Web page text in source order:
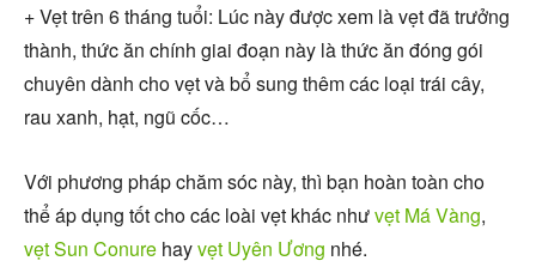
+ Vẹt trên 6 tháng tuổi: Lúc này được xem là vẹt đã trưởng
thành, thức ăn chính giai đoạn này là thức ăn đóng gói
chuyên dành cho vẹt và bổ sung thêm các loại trái cây,
rau xanh, hạt, ngũ cốc…
Với phương pháp chăm sóc này, thì bạn hoàn toàn cho
thể áp dụng tốt cho các loài vẹt khác nhưvẹt Má Vàng,
vẹt Sun Conure hayvẹt Uyên Ương nhé.